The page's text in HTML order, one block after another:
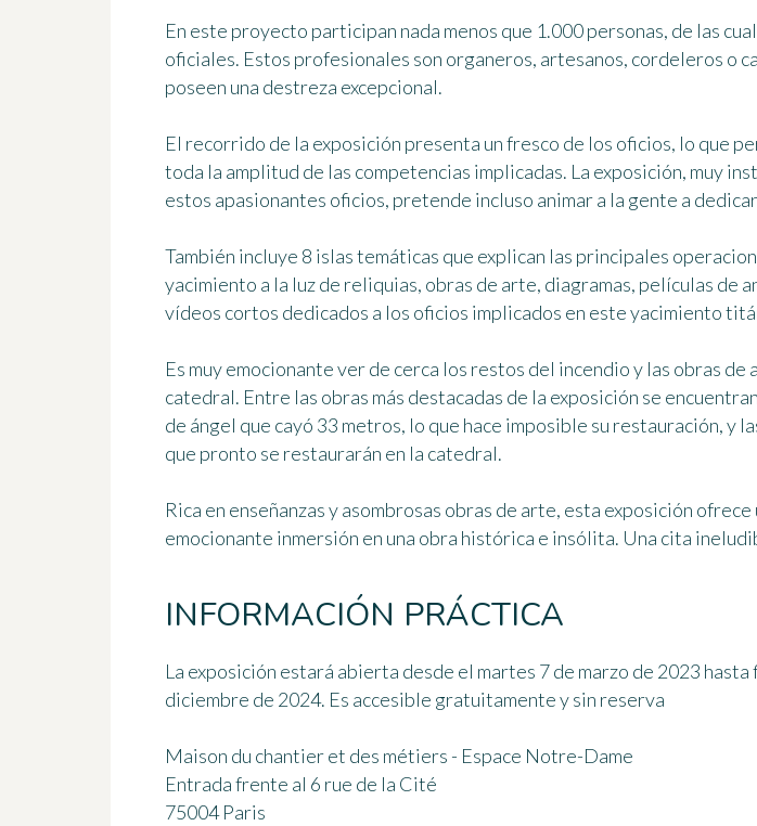
En este proyecto participan nada menos que 1.000 personas, de las
oficiales. Estos profesionales son organeros, artesanos, cordeleros o
poseen una destreza excepcional.
El recorrido de la exposición presenta un fresco de los oficios, lo que
toda la amplitud de las competencias implicadas. La exposición, muy
estos apasionantes oficios, pretende incluso animar a la gente a
También incluye 8 islas temáticas que explican las principales
yacimiento a la luz de reliquias, obras de arte, diagramas, películas de
vídeos cortos dedicados a los oficios implicados en este yacimiento
Es muy emocionante ver de cerca los restos del incendio y las obras de
catedral. Entre las obras más destacadas de la exposición se
de ángel que cayó 33 metros, lo que hace imposible su restauración, y
que pronto se restaurarán en la catedral.
Rica en enseñanzas y asombrosas obras de arte, esta exposición ofrece
emocionante inmersión en una obra histórica e insólita. Una cita
INFORMACIÓN PRÁCTICA
La exposición estará abierta desde el martes 7 de marzo de 2023 hasta
diciembre de 2024. Es accesible gratuitamente y sin reserva
Maison du chantier et des métiers - Espace Notre-Dame
Entrada frente al 6 rue de la Cité
75004 Paris